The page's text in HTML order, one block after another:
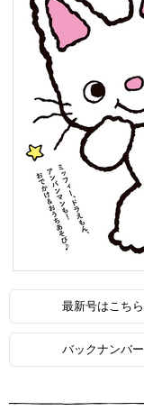
最新号はこちら
バックナンバー